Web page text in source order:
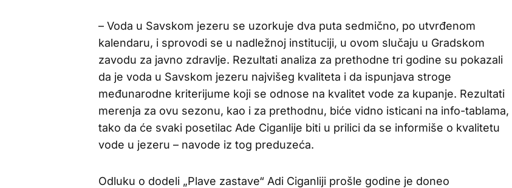
– Voda u Savskom jezeru se uzorkuje dva puta sedmično, po utvrđenom
kalendaru, i sprovodi se u nadležnoj instituciji, u ovom slučaju u Gradskom
zavodu za javno zdravlje. Rezultati analiza za prethodne tri godine su pokazali
da je voda u Savskom jezeru najvišeg kvaliteta i da ispunjava stroge
međunarodne kriterijume koji se odnose na kvalitet vode za kupanje. Rezultati
merenja za ovu sezonu, kao i za prethodnu, biće vidno isticani na info-tablama,
tako da će svaki posetilac Ade Ciganlije biti u prilici da se informiše o kvalitetu
vode u jezeru – navode iz tog preduzeća.
Odluku o dodeli „Plave zastave“ Adi Ciganliji prošle godine je doneo